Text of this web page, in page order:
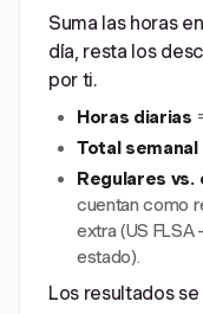
Suma las horas
día, resta los
por ti.
Horas diarias
Total semanal
Regulares vs.
cuentan como
extra (US
estado).
Los resultados